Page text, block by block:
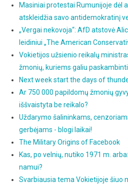
Masiniai protestai Rumunijoje dėl
atskleidžia savo antidemokratinį
„Vergai nekovoja“: AfD atstovė
leidiniui „The American
Vokietijos užsienio reikalų
žmonių, kuriems galiu
Next week start the days of
Ar 750 000 papildomų žmonių
iššvaistyta be reikalo?
Uždarymo šalininkams,
gerbėjams - blogi laikai!
The Military Origins of Facebook
Kas, po velnių, nutiko 1971 m.
namui?
Svarbiausia tema Vokietijoje šiuo